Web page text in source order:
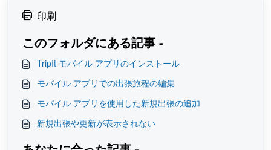
印刷
このフォルダにある記事 -
TripIt モバイル アプリのインストール
モバイル アプリでの出張旅程の編集
モバイル アプリを使用した新規出張の追加
新規出張や更新が表示されない